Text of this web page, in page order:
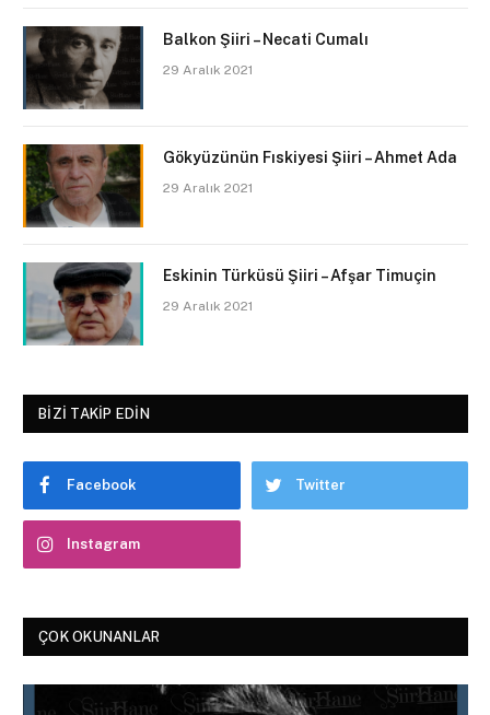
Balkon Şiiri – Necati Cumalı
29 Aralık 2021
Gökyüzünün Fıskiyesi Şiiri – Ahmet Ada
29 Aralık 2021
Eskinin Türküsü Şiiri – Afşar Timuçin
29 Aralık 2021
BIZI TAKIP EDIN
Facebook Twitter
Instagram
ÇOK OKUNANLAR